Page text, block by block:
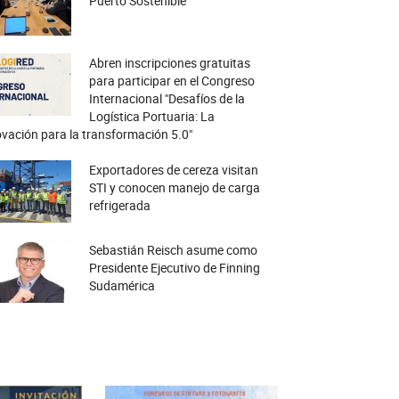
Abren inscripciones gratuitas
para participar en el Congreso
Internacional "Desafíos de la
Logística Portuaria: La
para la transformación 5.0"
Exportadores de cereza visitan
STI y conocen manejo de carga
refrigerada
Sebastián Reisch asume como
Presidente Ejecutivo de Finning
Sudamérica